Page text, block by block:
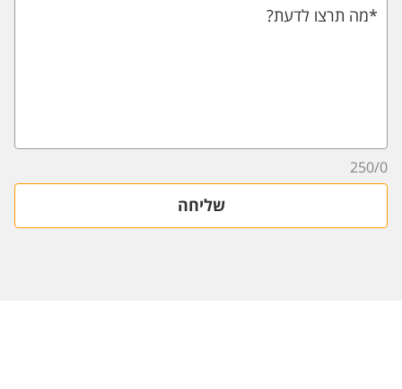
*מה תרצו לדעת?
0
/
250
שליחה